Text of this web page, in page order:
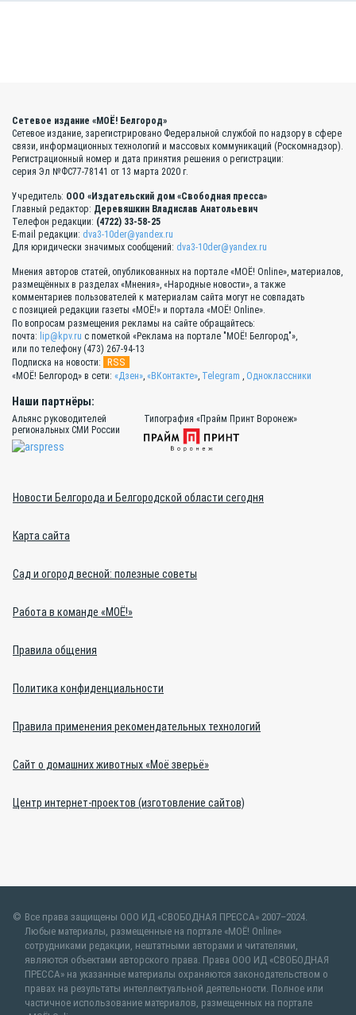
Сетевое издание «МОЁ! Белгород»
Сетевое издание, зарегистрировано Федеральной службой по надзору в сфере
связи, информационных технологий и массовых коммуникаций (Роскомнадзор).
Регистрационный номер и дата принятия решения о регистрации:
серия Эл №ФС77-78141 от 13 марта 2020 г.
Учредитель: ООО «Издательский дом «Свободная пресса»
Главный редактор: Деревяшкин Владислав Анатольевич
Телефон редакции: (4722) 33-58-25
E-mail редакции: dva3-10der@yandex.ru
Для юридически значимых сообщений: dva3-10der@yandex.ru
Мнения авторов статей, опубликованных на портале «МОЁ! Online», материалов,
размещённых в разделах «Мнения», «Народные новости», а также
комментариев пользователей к материалам сайта могут не совпадать
с позицией редакции газеты «МОЁ!» и портала «МОЁ! Online».
По вопросам размещения рекламы на сайте обращайтесь:
почта: lip@kpv.ru с пометкой «Реклама на портале "МОЁ! Белгород"»,
или по телефону (473) 267-94-13
Подписка на новости:
RSS
«МОЁ! Белгород» в сети: «Дзен», «ВКонтакте», Telegram , Одноклассники
Наши партнёры:
Альянс руководителей
региональных СМИ России
Типография «Прайм Принт Воронеж»
Новости Белгорода и Белгородской области сегодня
Карта сайта
Сад и огород весной: полезные советы
Работа в команде «МОЁ!»
Правила общения
Политика конфиденциальности
Правила применения рекомендательных технологий
Сайт о домашних животных «Моё зверьё»
Центр интернет-проектов (изготовление сайтов)
Все права защищены ООО ИД «СВОБОДНАЯ ПРЕССА» 2007–2024.
Любые материалы, размещенные на портале «МОЁ! Online»
сотрудниками редакции, нештатными авторами и читателями,
являются объектами авторского права. Права ООО ИД «СВОБОДНАЯ
ПРЕССА» на указанные материалы охраняются законодательством о
правах на результаты интеллектуальной деятельности. Полное или
частичное использование материалов, размещенных на портале